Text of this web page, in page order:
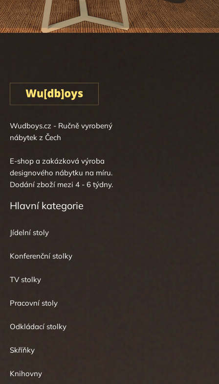
Wudboys.cz - Ručně vyrobený
nábytek z Čech
E-shop a zakázková výroba
designového nábytku na míru.
Dodání zboží mezi 4 - 6 týdny.
Hlavní kategorie
Jídelní stoly
Konferenční stolky
TV stolky
Pracovní stoly
Odkládací stolky
Skříňky
Knihovny